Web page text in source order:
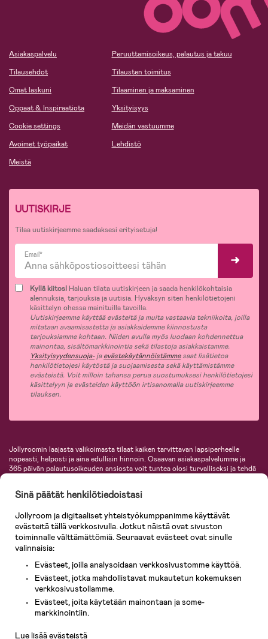
Asiakaspalvelu
Tilausehdot
Omat laskuni
Oppaat & Inspiraatiota
Cookie settings
Avoimet työpaikat
Meistä
Peruuttamisoikeus, palautus ja takuu
Tilausten toimitus
Tilaaminen ja maksaminen
Yksityisyys
Meidän vastuumme
Lehdistö
UUTISKIRJE
Tilaa uutiskirjeemme saadaksesi erityisetuja!
Email*
Kyllä kiitos! Haluan tilata uutiskirjeen ja saada henkilökohtaisia
alennuksia, tarjouksia ja uutisia. Hyväksyn siten henkilötietojeni
käsittelyn ohessa mainituilla tavoilla.
Uutiskirjeemme käyttää evästeitä ja muita vastaavia tekniikoita, joilla
mitataan avaamisastetta ja asiakkaidemme kiinnostusta
tarjouksiamme kohtaan. Niiden avulla myös luodaan kohdennettua
mainontaa, sisältömarkkinointia sekä tilastoja asiakkaistamme.
Yksityisyydensuoja-jaevästekäytännöistämmesaat lisätietoa
henkilötietojesi käytöstä ja suojaamisesta sekä käyttämistämme
evästeistä. Voit milloin tahansa perua suostumuksesi henkilötietojesi
käsittelyyn ja evästeiden käyttöön irtisanomalla uutiskirjeemme
tilauksen.
Jollyroomin laajasta valikoimasta tilaat kaiken tarvittavan lapsiperheelle
nopeasti, helposti ja aina edullisin hinnoin. Osaavan asiakaspalvelumme ja
365 päivän palautusoikeuden ansiosta voit tuntea olosi turvalliseksi ja tehdä
lastentarvikkeita sekä paljon muuta. Meiltä löydät lukuisia tunnettuja
KidKraft, Ergobaby, Philips Avent, Neonate, Cybex, LEGO ja monia muita!
Tervetuloa shoppailemaan Pohjoismaiden suurimpaan lastentarvikkeiden
verkkokauppaan!
Sinä päätät henkilötiedoistasi
Jollyroom ja digitaaliset yhteistyökumppanimme käyttävät
evästeitä tällä verkkosivulla. Jotkut näistä ovat sivuston
toiminnalle välttämättömiä. Seuraavat evästeet ovat sinulle
valinnaisia:
Evästeet, joilla analysoidaan verkkosivustomme käyttöä.
Evästeet, jotka mahdollistavat mukautetun kokemuksen
verkkosivustollamme.
Evästeet, joita käytetään mainontaan ja some-
markkinointiin.
Lue lisää evästeistä